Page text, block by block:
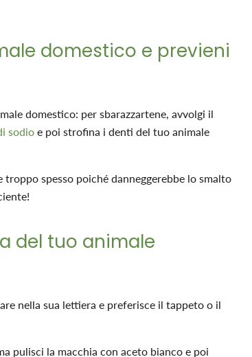
domestico e previeni
domestico: per sbarazzartene, avvolgi il
sodioe poi strofina i denti del tuo animale
spesso poiché danneggerebbe lo smalto
del tuo animale
nella sua lettiera e preferisce il tappeto o il
pulisci la macchia con aceto bianco e poi